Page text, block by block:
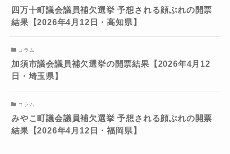
四万十町議会議員補欠選挙 予想される顔ぶれの開票
結果【2026年4月12日・高知県】
コラム
加須市議会議員補欠選挙の開票結果【2026年4月12
日・埼玉県】
コラム
みやこ町議会議員補欠選挙 予想される顔ぶれの開票
結果【2026年4月12日・福岡県】